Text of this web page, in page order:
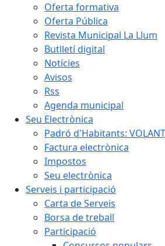
Oferta formativa
Oferta Pública
Revista Municipal La Llum
Butlletí digital
Notícies
Avisos
Rss
Agenda municipal
Seu Electrònica
Padró d'Habitants:
Factura electrònica
Impostos
Seu electrònica
Serveis i participació
Carta de Serveis
Borsa de treball
Participació